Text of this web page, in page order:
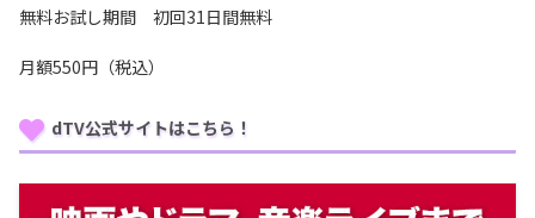
無料お試し期間 初回31日間無料
月額550円（税込）
dTV公式サイトはこちら！